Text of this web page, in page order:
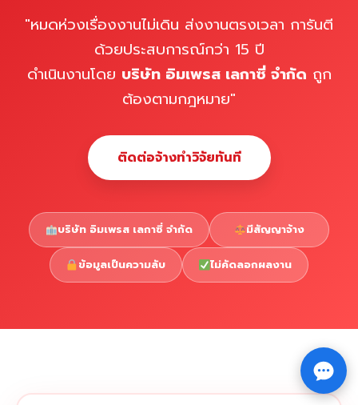
Copyright © 2026 รับทำวิจัย รับทำวิทยานิพนธ์ รับทำ⇧
"หมดห่วงเรื่องงานไม่เดิน ส่งงานตรงเวลา การันตี
ด้วยประสบการณ์กว่า 15 ปี
ดำเนินงานโดย บริษัท อิมเพรส เลกาซี่ จำกัด ถูก
ต้องตามกฎหมาย"
ติดต่อจ้างทำวิจัยทันที
บริษัท อิมเพรส เลกาซี่ จำกัด มีสัญญาจ้าง
ข้อมูลเป็นความลับ ไม่คัดลอกผลงาน